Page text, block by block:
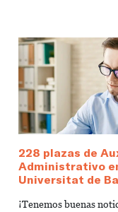
228 plazas de
Administrativo
Universitat de
¡Tenemos buenas